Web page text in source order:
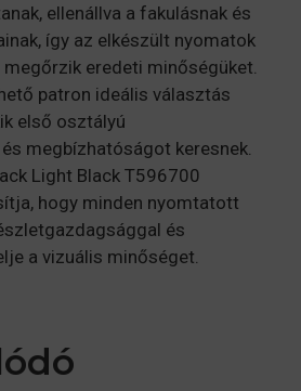
ellenállva a fakulásnak és
így az elkészült nyomatok
eredeti minőségüket.
patron ideális választás
első osztályú
megbízhatóságot keresnek.
Light Black T596700
hogy minden nyomtatott
és
a vizuális minőséget.